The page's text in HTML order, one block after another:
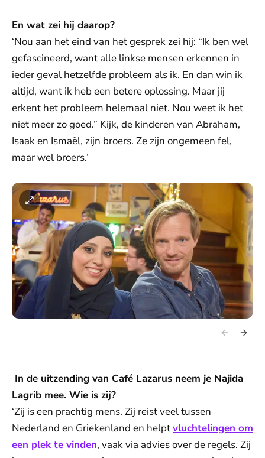
En wat zei hij daarop?
‘Nou aan het eind van het gesprek zei hij: “Ik ben wel
gefascineerd, want alle linkse mensen erkennen in
ieder geval hetzelfde probleem als ik. En dan win ik
altijd, want ik heb een betere oplossing. Maar jij
erkent het probleem helemaal niet. Nou weet ik het
niet meer zo goed.” Kijk, de kinderen van Abraham,
Isaak en Ismaël, zijn broers. Ze zijn ongemeen fel,
maar wel broers.’
In de uitzending van Café Lazarus neem je Najida
Lagrib mee. Wie is zij?
‘Zij is een prachtig mens. Zij reist veel tussen
Nederland en Griekenland en helptvluchtelingen om
een plek te vinden, vaak via advies over de regels. Zij